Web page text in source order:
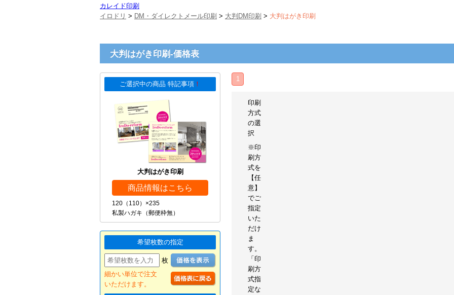
カレイド印刷
イロドリ > DM・ダイレクトメール印刷 > 大判DM印刷 > 大判はがき印刷
大判はがき印刷-価格表
ご選択中の商品 特記事項 ！
大判はがき印刷
商品情報はこちら
120（110）×235
私製ハガキ（郵便枠無）
希望枚数の指定
枚
細かい単位で注文
いただけます。
1
印刷
方式
の選
択
※印
刷方
式を
【任
意】
でご
指定
いた
だけ
ま
す。
「印
刷方
式指
定な